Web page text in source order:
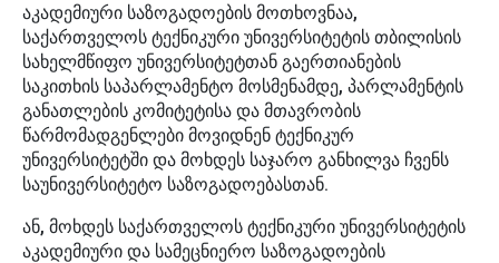
აკადემიური საზოგადოების მოთხოვნაა,
საქართველოს ტექნიკური უნივერსიტეტის თბილისის
სახელმწიფო უნივერსიტეტთან გაერთიანების
საკითხის საპარლამენტო მოსმენამდე, პარლამენტის
განათლების კომიტეტისა და მთავრობის
წარმომადგენლები მოვიდნენ ტექნიკურ
უნივერსიტეტში და მოხდეს საჯარო განხილვა ჩვენს
საუნივერსიტეტო საზოგადოებასთან.
ან, მოხდეს საქართველოს ტექნიკური უნივერსიტეტის
აკადემიური და სამეცნიერო საზოგადოების